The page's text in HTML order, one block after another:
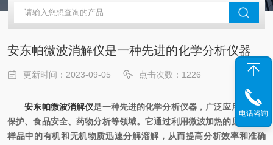
安东帕微波消解仪是一种先进的化学分析仪器
更新时间：2023-09-05 点击次数：1226
安东帕微波消解仪是一种先进的化学分析仪器，广泛应用于环境
保护、食品安全、药物分析等领域。它通过利用微波加热的原理，将
样品中的有机和无机物质迅速分解溶解，从而提高分析效率和准确
电话咨询